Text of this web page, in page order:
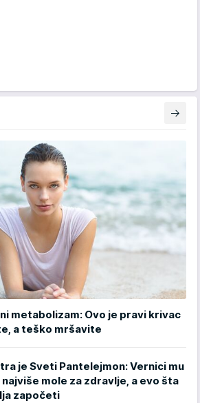
metabolizam: Ovo je pravi krivac
a teško mršavite
je Sveti Pantelejmon: Vernici mu
najviše mole za zdravlje, a evo šta
započeti